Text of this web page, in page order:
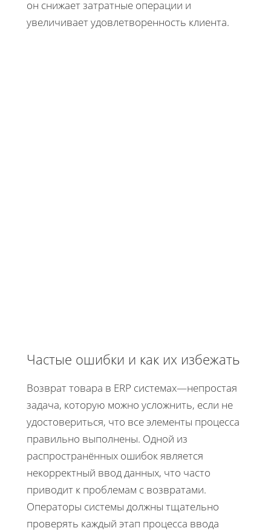
он снижает затратные операции и
увеличивает удовлетворенность клиента.
Частые ошибки и как их избежать
Возврат товара в ERP системах—непростая
задача, которую можно усложнить, если не
удостовериться, что все элементы процесса
правильно выполнены. Одной из
распространённых ошибок является
некорректный ввод данных, что часто
приводит к проблемам с возвратами.
Операторы системы должны тщательно
проверять каждый этап процесса ввода